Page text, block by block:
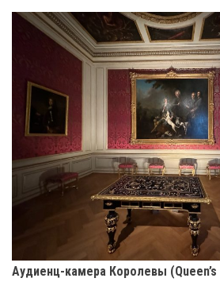
Аудиенц-камера Королевы